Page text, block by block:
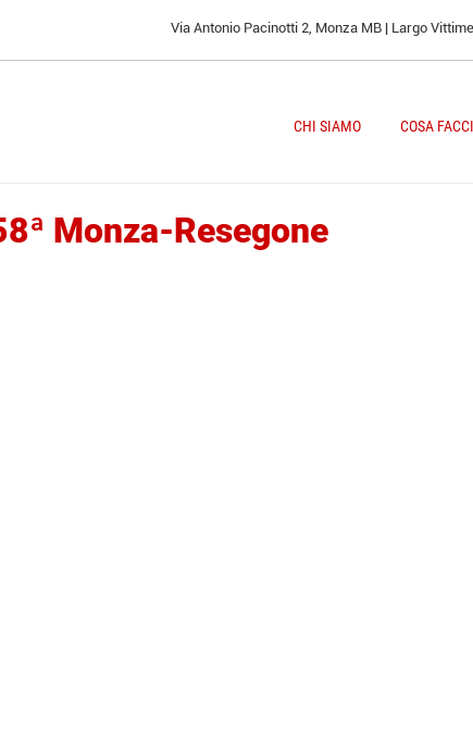
Via Antonio Pacinotti 2, Monza MB | Largo
CHI SIAMO COSA
Monza-Resegone